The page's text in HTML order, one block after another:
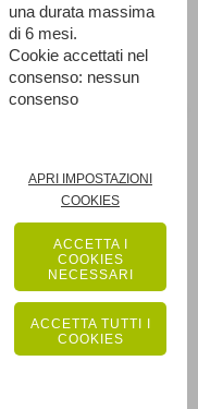
SUCCESSIVO >>
una durata massima
di 6 mesi.
Cookie accettati nel
consenso: nessun
consenso
APRI IMPOSTAZIONI
COOKIES
ACCETTA I
COOKIES
NECESSARI
ACCETTA TUTTI I
COOKIES